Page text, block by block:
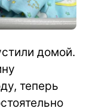
домой.
теперь